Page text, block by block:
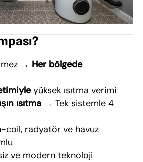
→ Her bölgede
yüksek ısıtma verimi
ısıtma → Tek sistemle 4
coil, radyatör ve havuz
ve modern teknoloji